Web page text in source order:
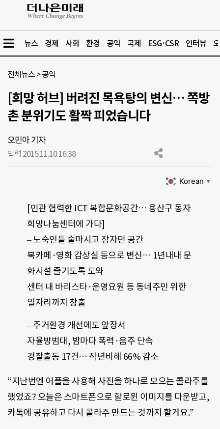
뉴스 경제 사회 환경 공익 국제 ESG·CSR 인터뷰
전체뉴스 >공익
[희망 허브] 버려진 목욕탕의 변신… 쪽방
촌 분위기도 활짝 피었습니다
오민아 기자
입력 2015.11.10.16:38
Korean ▼
[민관 협력한 ICT 복합문화공간… 용산구 동자
희망나눔센터에 가다]
– 노숙인들 술마시고 잠자던 공간
북카페·영화 감상실 등으로 변신… 1년내내 문
화시설 즐기도록 도와
센터 내 바리스타·운영요원 등 동네주민 위한
일자리까지 창출
– 주거환경 개선에도 앞장서
자율방범대, 밤마다 폭력·음주 단속
경찰출동 17건… 작년비해 66% 감소
“지난번엔 어플을 사용해 사진을 하나로 모으는 콜라주를
했었죠? 오늘은 스마트폰으로 할로윈 이미지를 다운받고,
카톡에 공유하고 다시 콜라주 만드는 것까지 할게요.”